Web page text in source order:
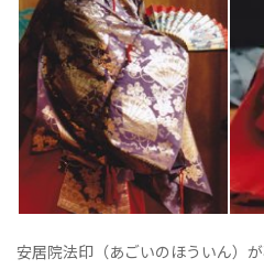
安居院法印（あごいのほういん）